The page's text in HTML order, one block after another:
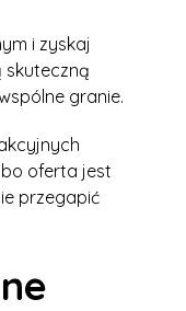
i zyskaj
skuteczną
granie.
oferta jest
przegapić